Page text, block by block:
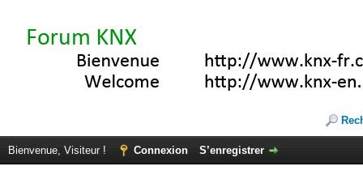
Bienvenue, Visiteur ! Connexion S’enregistrer